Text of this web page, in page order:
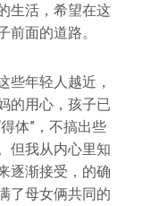
生活，希望在这
前面的道路。
些年轻人越近，
的用心，孩子已
体”，不搞出些
但我从内心里知
逐渐接受，的确
了母女俩共同的